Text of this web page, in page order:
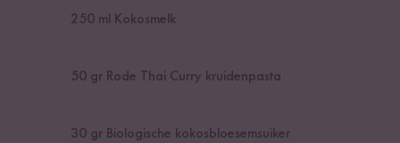
250 ml Kokosmelk
50 gr Rode Thai Curry kruidenpasta
30 gr Biologische kokosbloesemsuiker